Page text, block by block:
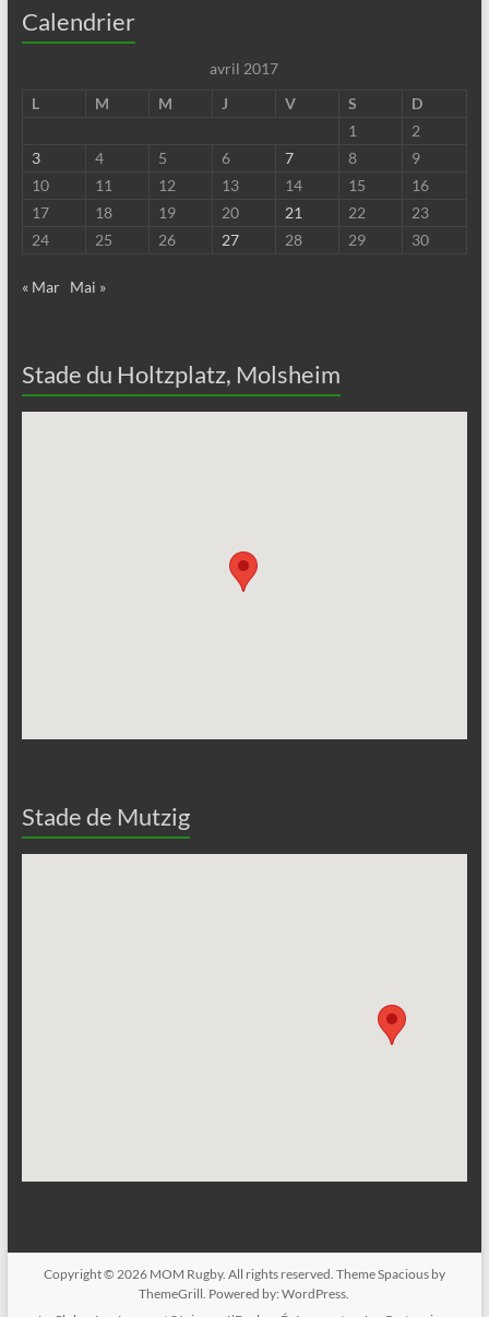
Calendrier
avril 2017
L
M M J V S
D
1
2
3
4 5 6 7 8
9
10
11 12 13 14 15
16
17
18 19 20 21 22
23
24
25 26 27 28 29 30
« Mar Mai »
Stade du Holtzplatz, Molsheim
Stade de Mutzig
Copyright © 2026 MOM Rugby. All rights reserved. ThemeSpaciousby
ThemeGrill. Powered by:WordPress